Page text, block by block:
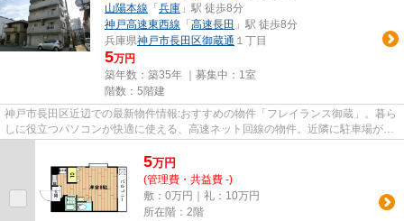
山陽本線 「 兵庫 」駅 徒歩8分
神戸高速東西線 「 高速長田 」駅 徒歩8分
兵庫県神戸市長田区御蔵通 １丁目
5万円
築年数：築35年 ｜募集中： 1室
階数：5階建
神戸市長田区近辺での最新物件情報:おすすめの物件「フレイランス御蔵」。暮ら
しに役立つパソコンが快適に使える、高速ネット回線の物件。近隣に駐車場があ
5万円
(管理費・共益費 -)
敷：0万円｜礼：10万円
所在階：2階